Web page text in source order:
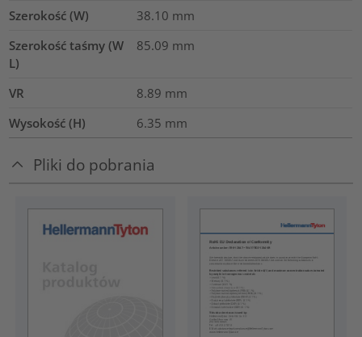
Szerokość (W) 38.10 mm
Szerokość taśmy (W
L)
85.09 mm
VR 8.89 mm
Wysokość (H)
6.35 mm
Pliki do pobrania